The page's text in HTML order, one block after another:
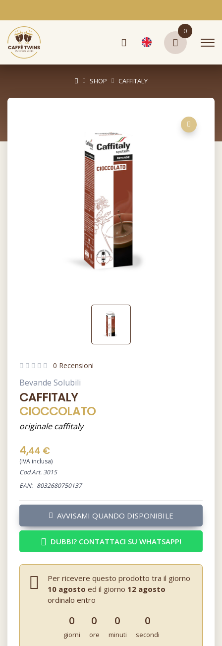
0
SHOP CAFFITALY
0 Recensioni
Bevande Solubili
CAFFITALY
CIOCCOLATO
originale caffitaly
4,44 €
(IVA inclusa)
Cod.Art. 3015
EAN: 8032680750137
AVVISAMI QUANDO DISPONIBILE
DUBBI? CONTATTACI SU WHATSAPP!
Per ricevere questo prodotto tra il giorno
10 agosto ed il giorno 12 agosto
ordinalo entro
0
giorni
0
ore
0
minuti
0
secondi